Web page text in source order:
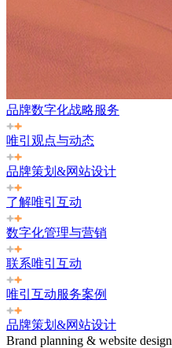
品牌数字化战略服务
唯引观点与动态
品牌策划&网站设计
了解唯引互动
数字化管理与营销
联系唯引互动
唯引互动服务案例
品牌策划&网站设计
Brand planning & website design